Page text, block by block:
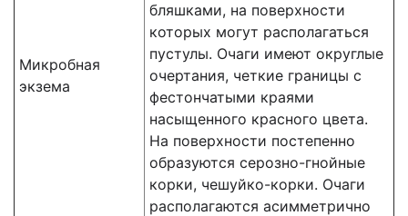
Микробная
экзема
бляшками, на поверхности
которых могут располагаться
пустулы. Очаги имеют округлые
очертания, четкие границы с
фестончатыми краями
насыщенного красного цвета.
На поверхности постепенно
образуются серозно-гнойные
корки, чешуйко-корки. Очаги
распо­лагаются асимметрично